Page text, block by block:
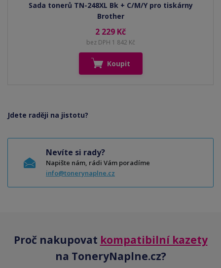
Sada tonerů TN-248XL Bk + C/M/Y pro tiskárny
Brother
2 229 Kč
bez DPH 1 842 Kč
Koupit
Jdete raději na jistotu?
Nevíte si rady?
Napište nám, rádi Vám poradíme
info@tonerynaplne.cz
Proč nakupovat kompatibilní kazety
na ToneryNaplne.cz?